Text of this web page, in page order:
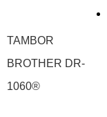
TAMBOR
BROTHER DR-
1060®